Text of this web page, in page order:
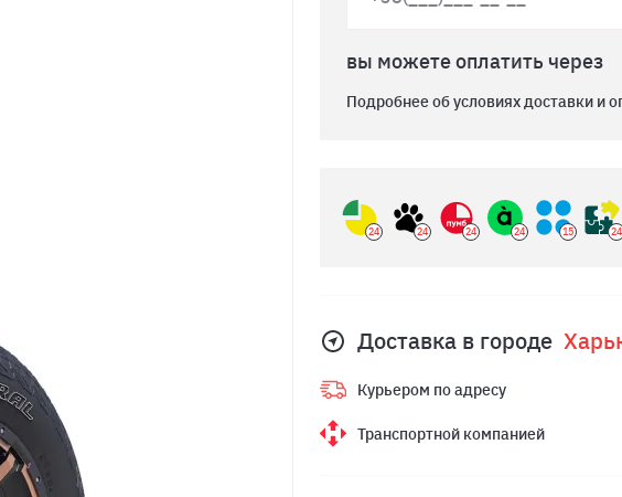
вы можете оплатить через
Подробнее об условиях доставки и
24 24 24 24 15 24
Доставка в городе
Курьером по адресу
Транспортной компанией